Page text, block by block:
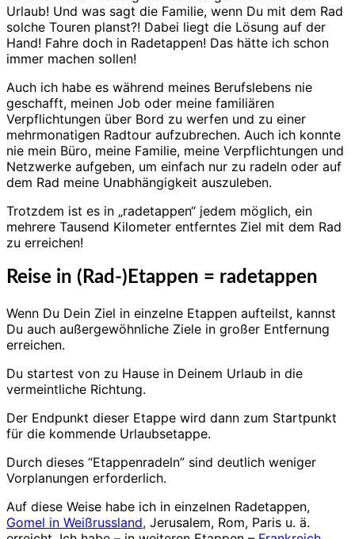
Urlaub! Und was sagt die Familie, wenn Du mit dem Rad
solche Touren planst?! Dabei liegt die Lösung auf der
Hand! Fahre doch in Radetappen! Das hätte ich schon
immer machen sollen!
Auch ich habe es während meines Berufslebens nie
geschafft, meinen Job oder meine familiären
Verpflichtungen über Bord zu werfen und zu einer
mehrmonatigen Radtour aufzubrechen. Auch ich konnte
nie mein Büro, meine Familie, meine Verpflichtungen und
Netzwerke aufgeben, um einfach nur zu radeln oder auf
dem Rad meine Unabhängigkeit auszuleben.
Trotzdem ist es in „radetappen“ jedem möglich, ein
mehrere Tausend Kilometer entferntes Ziel mit dem Rad
zu erreichen!
Reise in (Rad-)Etappen = radetappen
Wenn Du Dein Ziel in einzelne Etappen aufteilst, kannst
Du auch außergewöhnliche Ziele in großer Entfernung
erreichen.
Du startest von zu Hause in Deinem Urlaub in die
vermeintliche Richtung.
Der Endpunkt dieser Etappe wird dann zum Startpunkt
für die kommende Urlaubsetappe.
Durch dieses “Etappenradeln” sind deutlich weniger
Vorplanungen erforderlich.
Auf diese Weise habe ich in einzelnen Radetappen,
Gomel in Weißrussland, Jerusalem, Rom, Paris u. ä.